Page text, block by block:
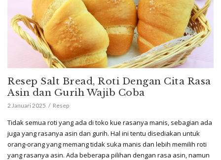
Resep Salt Bread, Roti Dengan Cita Rasa
Asin dan Gurih Wajib Coba
2 Januari 2025 Resep
Tidak semua roti yang ada di toko kue rasanya manis, sebagian ada
juga yang rasanya asin dan gurih. Hal ini tentu disediakan untuk
orang-orang yang memang tidak suka manis dan lebih memilih roti
yang rasanya asin. Ada beberapa pilihan dengan rasa asin, namun